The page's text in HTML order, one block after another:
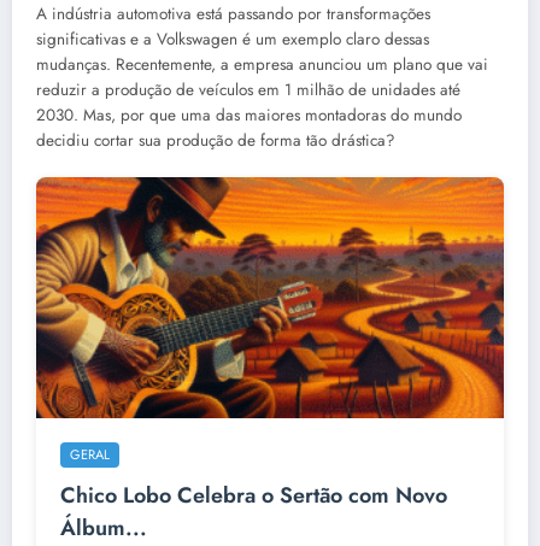
A indústria automotiva está passando por transformações
significativas e a Volkswagen é um exemplo claro dessas
mudanças. Recentemente, a empresa anunciou um plano que vai
reduzir a produção de veículos em 1 milhão de unidades até
2030. Mas, por que uma das maiores montadoras do mundo
decidiu cortar sua produção de forma tão drástica?
GERAL
Chico Lobo Celebra o Sertão com Novo
Álbum...